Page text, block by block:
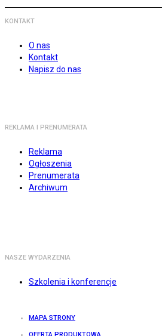
KONTAKT
O nas
Kontakt
Napisz do nas
REKLAMA I PRENUMERATA
Reklama
Ogłoszenia
Prenumerata
Archiwum
NASZE WYDARZENIA
Szkolenia i konferencje
MAPA STRONY